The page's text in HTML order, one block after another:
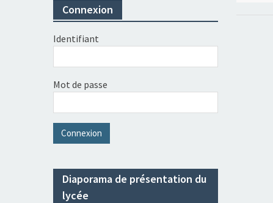
Connexion
Identifiant
Mot de passe
Diaporama de présentation du
lycée